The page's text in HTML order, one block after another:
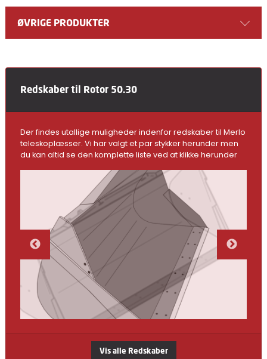
ØVRIGE PRODUKTER
Redskaber til Rotor 50.30
Der findes utallige muligheder indenfor redskaber til Merlo
teleskoplæsser. Vi har valgt et par stykker herunder men
du kan altid se den komplette liste ved at klikke herunder
Vis alle Redskaber